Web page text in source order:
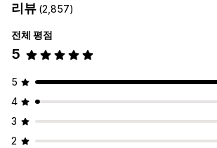
리뷰 (2,857)
전체 평점
5
5
4
3
2